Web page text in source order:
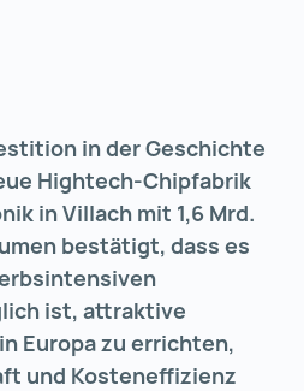
in der Geschichte
Hightech-Chipfabrik
in Villach mit 1,6 Mrd.
bestätigt, dass es
ist, attraktive
Europa zu errichten,
und Kosteneffizienz